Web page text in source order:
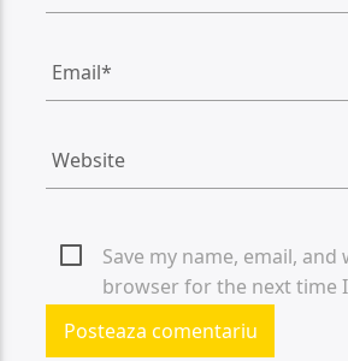
Save my name, email,
browser for the next time